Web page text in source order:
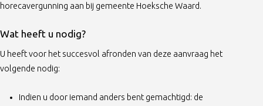
horecavergunning aan bij gemeente Hoeksche Waard.
Wat heeft u nodig?
U heeft voor het succesvol afronden van deze aanvraag het
volgende nodig:
Indien u door iemand anders bent gemachtigd: de